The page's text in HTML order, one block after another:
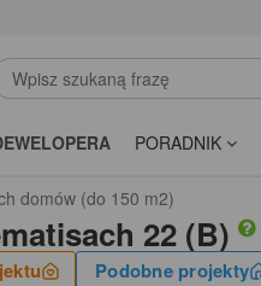
PORADNIK
domów (do 150 m2)
22 (B)
Podobne projekty